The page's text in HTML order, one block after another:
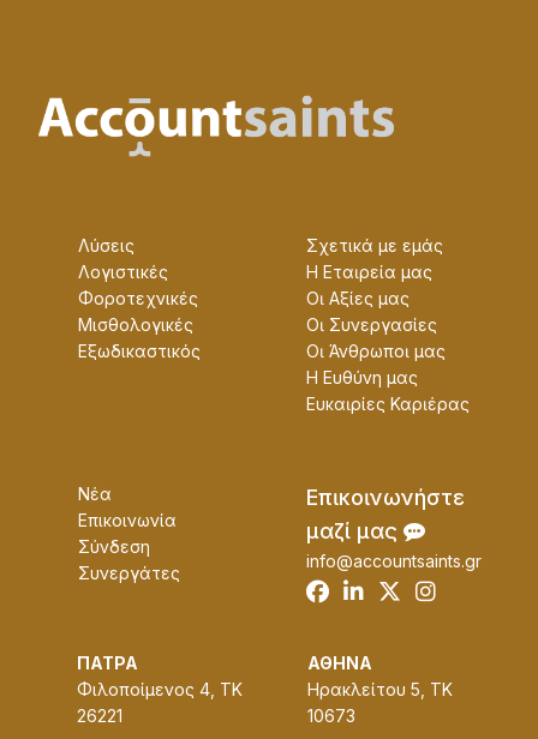
Λύσεις
Λογιστικές
Φοροτεχνικές
Μισθολογικές
Εξωδικαστικός
Σχετικά με εμάς
Η Εταɩρεία μας
Οɩ Αξίες μας
Οɩ Συνεργασίες
Οɩ Άνθρωποɩ μας
Η Ευθύνη μας
Ευκαɩρίες Καρɩέρας
Νέα
Επικοινωνία
Σύνδεση
Συνεργάτες
Επɩκοɩνωνήστε
μαζί μας
info@accountsaints.gr
ΠΑΤΡΑ
Φιλοποίμενος 4, ΤΚ
26221
ΑΘΗΝΑ
Ηρακλείτου 5, ΤΚ
10673